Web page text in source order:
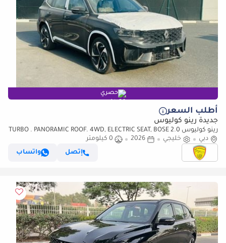
حصري
أطلب السعر
جديدة رينو كوليوس
رينو كوليوس 2.0 TURBO . PANORAMIC ROOF. 4WD, ELECTRIC SEAT, BOSE
SOUND SYSTEM, MODEL 2026
دبي خليجي 2026
0 كيلومتر
إتصل
واتساب